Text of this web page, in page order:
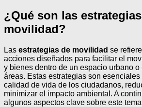
¿Qué son las
movilidad?
Las estrategias de movilidad se
acciones diseñados para facilitar el
y bienes dentro de un espacio urbano o
áreas. Estas estrategias son esenciales
calidad de vida de los ciudadanos,
minimizar el impacto ambiental. A
algunos aspectos clave sobre este